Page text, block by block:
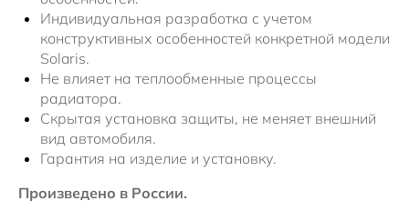
Индивидуальная разработка с учетом
конструктивных особенностей конкретной модели
Solaris.
Не влияет на теплообменные процессы
радиатора.
Скрытая установка защиты, не меняет внешний
вид автомобиля.
Гарантия на изделие и установку.
Произведено в России.